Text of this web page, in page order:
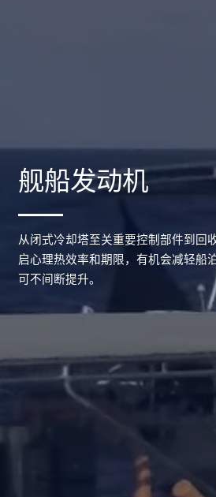
舰船发动机
从闭式冷却塔至关重要控制部件到回
启心理热效率和期限，有机会减轻船
可不间断提升。